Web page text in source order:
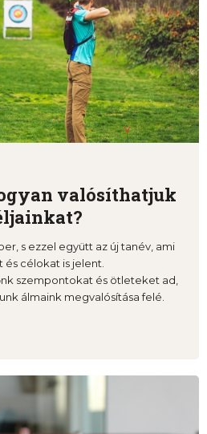
valósíthatjuk
s ezzel együtt az új tanév, ami
célokat is jelent.
szempontokat és ötleteket ad,
álmaink megvalósítása felé.